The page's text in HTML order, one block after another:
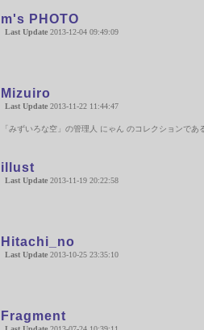
m's PHOTO
Last Update 2013-12-04 09:49:09
Mizuiro
Last Update 2013-11-22 11:44:47
「みずいろな空」の管理人 にゃん のコレクションであ
illust
Last Update 2013-11-19 20:22:58
Hitachi_no
Last Update 2013-10-25 23:35:10
Fragment